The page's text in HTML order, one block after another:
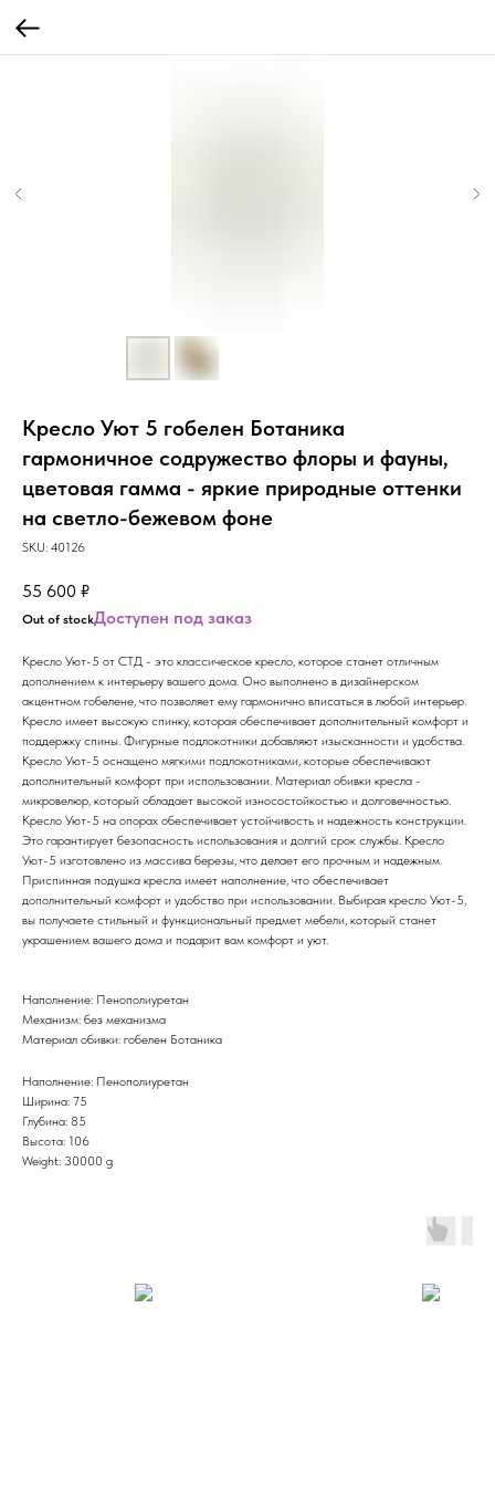
Кресло Уют 5 гобелен Ботаника
гармоничное содружество флоры и фауны,
цветовая гамма - яркие природные оттенки
на светло-бежевом фоне
SKU: 40126
55 600 ₽
Out of stock
Кресло Уют-5 от СТД - это классическое кресло, которое станет отличным
дополнением к интерьеру вашего дома. Оно выполнено в дизайнерском
акцентном гобелене, что позволяет ему гармонично вписаться в любой интерьер.
Кресло имеет высокую спинку, которая обеспечивает дополнительный комфорт и
поддержку спины. Фигурные подлокотники добавляют изысканности и удобства.
Кресло Уют-5 оснащено мягкими подлокотниками, которые обеспечивают
дополнительный комфорт при использовании. Материал обивки кресла -
микровелюр, который обладает высокой износостойкостью и долговечностью.
Кресло Уют-5 на опорах обеспечивает устойчивость и надежность конструкции.
Это гарантирует безопасность использования и долгий срок службы. Кресло
Уют-5 изготовлено из массива березы, что делает его прочным и надежным.
Приспинная подушка кресла имеет наполнение, что обеспечивает
дополнительный комфорт и удобство при использовании. Выбирая кресло Уют-5,
вы получаете стильный и функциональный предмет мебели, который станет
украшением вашего дома и подарит вам комфорт и уют.
Наполнение: Пенополиуретан
Механизм: без механизма
Материал обивки: гобелен Ботаника
Наполнение: Пенополиуретан
Ширина: 75
Глубина: 85
Высота: 106
Weight: 30000 g